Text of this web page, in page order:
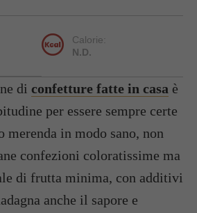
Calorie:
N.D.
di confetture fatte in casa è
per essere sempre certe
merenda in modo sano, non
confezioni coloratissime ma
di frutta minima, con additivi
anche il sapore e